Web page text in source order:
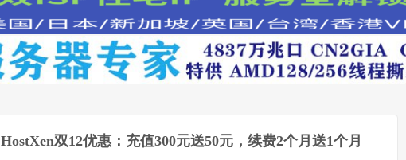
HostXen双12优惠：充值300元送50元，续费2个月送1个月